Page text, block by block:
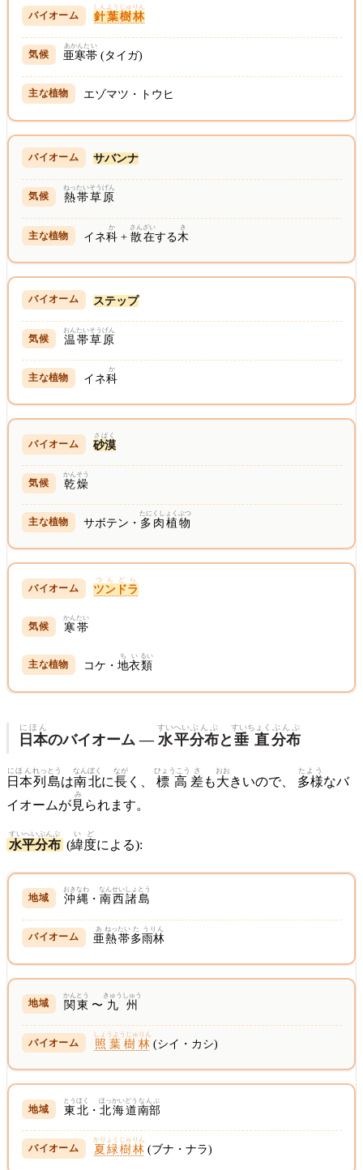
針葉樹林
しんようじゅりん
亜寒帯
あかんたい
(タイガ)
エゾマツ・トウヒ
サバンナ
熱帯
ねったい
草原
そうげん
イネ科
か
+散在
さんざい
する木
き
ステップ
温帯
おんたい
草原
そうげん
イネ科
か
砂漠
さばく
乾燥
かんそう
サボテン・ 多肉植物
たにくしょくぶつ
ツンドラ
つんどら
寒帯
かんたい
コケ・地衣
ちい
類
るい
日本
にほん
のバイオーム — 水平
すいへい
分布
ぶんぷ
と 垂直
すいちょく
分布
ぶんぷ
日本
にほん
列島
れっとう
は南北
なんぼく
に長
なが
く、 標高
ひょうこう
差
さ
も大
おお
きいので、 多様
たよう
なバ
イオームが見
み
られます。
水平分布
すいへいぶんぷ
(緯度
いど
による):
沖縄
おきなわ
・南西諸島
なんせいしょとう
亜
あ
熱
ねっ
帯
たい
多
た
雨林
うりん
関東
かんとう
〜 九州
きゅうしゅう
照葉樹林
しょうようじゅりん
(シイ・カシ)
東北
とうほく
・北海道
ほっかいどう
南部
なんぶ
夏緑樹林
かりょくじゅりん
(ブナ・ナラ)